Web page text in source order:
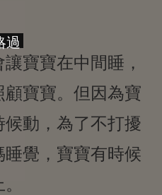
寶寶在中間睡，
寶寶。但因為寶
動，為了不打擾
覺，寶寶有時候
過